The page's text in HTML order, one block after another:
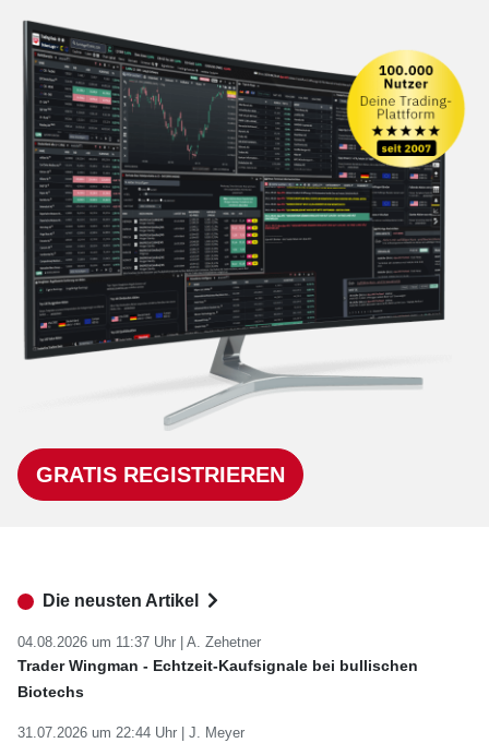
GRATIS REGISTRIEREN
Die neusten Artikel
04.08.2026 um 11:37 Uhr | A. Zehetner
Trader Wingman - Echtzeit-Kaufsignale bei bullischen
Biotechs
31.07.2026 um 22:44 Uhr | J. Meyer